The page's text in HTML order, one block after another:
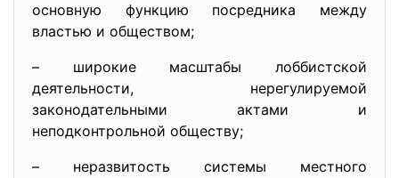
основную функцию посредника между
властью и обществом;
– широкие масштабы лоббистской
деятельности, нерегулируемой
законодательными актами и
неподконтрольной обществу;
– неразвитость системы местного